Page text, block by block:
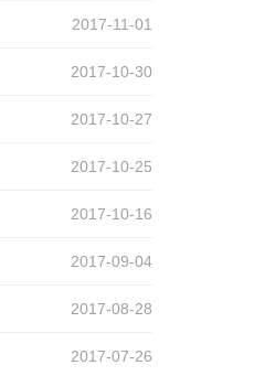
2017-11-01
2017-10-30
2017-10-27
2017-10-25
2017-10-16
2017-09-04
2017-08-28
2017-07-26